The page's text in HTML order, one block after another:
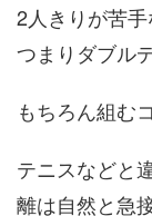
2人きりが苦手
つまりダブル
もちろん組む
テニスなどと
離は自然と急